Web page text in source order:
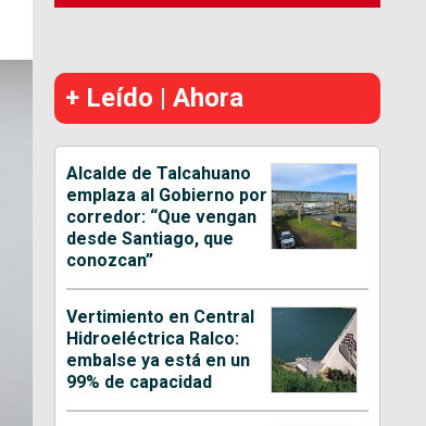
+ Leído | Ahora
Alcalde de Talcahuano
emplaza al Gobierno por
corredor: “Que vengan
desde Santiago, que
conozcan”
Vertimiento en Central
Hidroeléctrica Ralco:
embalse ya está en un
99% de capacidad